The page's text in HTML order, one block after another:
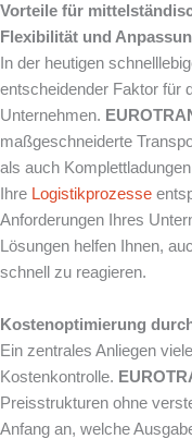
Vorteile für
Flexibilität und
In der heutigen
entscheidender Faktor für
Unternehmen.
maßgeschneiderte
als auch
Ihre Logistikprozesse
Anforderungen Ihres
Lösungen helfen Ihnen,
schnell zu reagieren.
Kostenoptimierung
Ein zentrales Anliegen
Kostenkontrolle.
Preisstrukturen ohne
Anfang an, welche